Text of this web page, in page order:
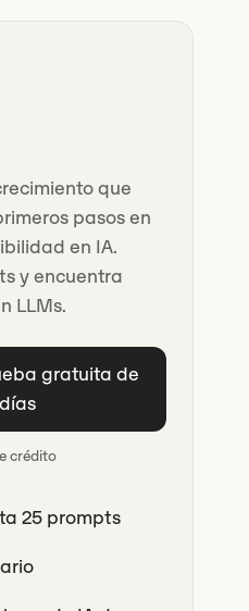
que
pasos en
en IA.
y encuentra
LLMs.
gratuita de
crédito
25 prompts